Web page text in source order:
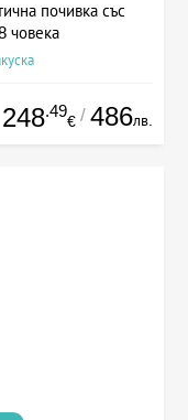
почивка със
човека
248.49
€ / 486лв.